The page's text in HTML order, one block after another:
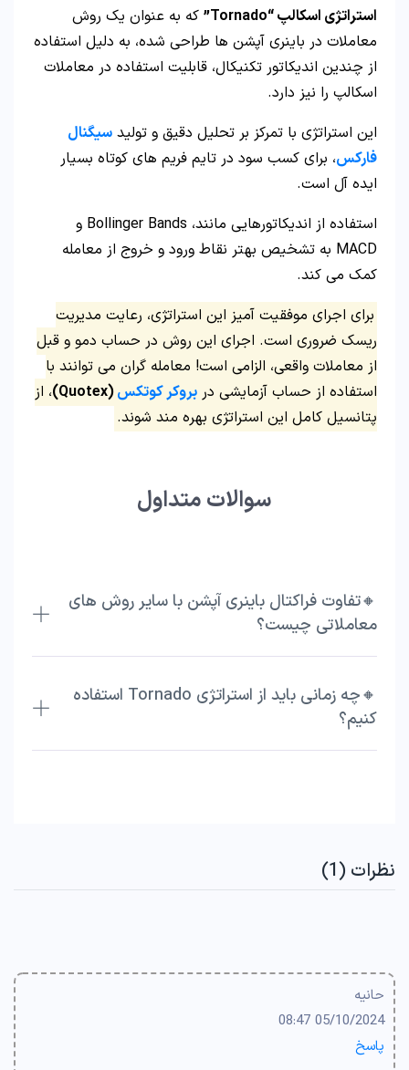
استراتژی اسکالپ “Tornado”
که به عنوان یک روش
معاملات در باینری آپشن ها طراحی شده، به دلیل استفاده
از چندین اندیکاتور تکنیکال، قابلیت استفاده در معاملات
اسکالپ را نیز دارد.
این استراتژی با تمرکز بر تحلیل دقیق و تولید سیگنال
فارکس، برای کسب سود در تایم فریم های کوتاه بسیار
ایده آل است.
استفاده از اندیکاتورهایی مانند، Bollinger Bands و
MACD به تشخیص بهتر نقاط ورود و خروج از معامله
کمک می‌ کند.
برای اجرای موفقیت‌ آمیز این استراتژی، رعایت مدیریت
ریسک ضروری است. اجرای این روش در حساب دمو و قبل
از معاملات واقعی، الزامی است! معامله‌ گران می‌ توانند با
استفاده از حساب آزمایشی در بروکر کوتکس(Quotex)
، از
پتانسیل کامل این استراتژی بهره‌ مند شوند.
سوالات متداول
🔸تفاوت فراکتال باینری آپشن با سایر روش‌ های
معاملاتی چیست؟
🔸چه زمانی باید از استراتژی Tornado استفاده
کنیم؟
نظرات (1)
حانیه
05/10/2024 08:47
پاسخ